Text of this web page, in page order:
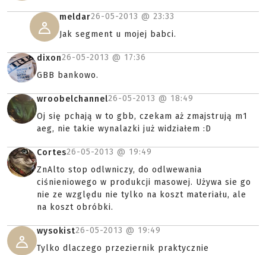
meldar26-05-2013 @ 23:33
Jak segment u mojej babci.
dixon26-05-2013 @ 17:36
GBB bankowo.
wroobelchannel26-05-2013 @ 18:49
Oj się pchają w to gbb, czekam aż zmajstrują m1
aeg, nie takie wynalazki już widziałem :D
Cortes26-05-2013 @ 19:49
ZnAlto stop odlwniczy, do odlwewania
ciśnieniowego w produkcji masowej. Używa sie go
nie ze względu nie tylko na koszt materiału, ale
na koszt obróbki.
wysokist26-05-2013 @ 19:49
Tylko dlaczego przeziernik praktycznie